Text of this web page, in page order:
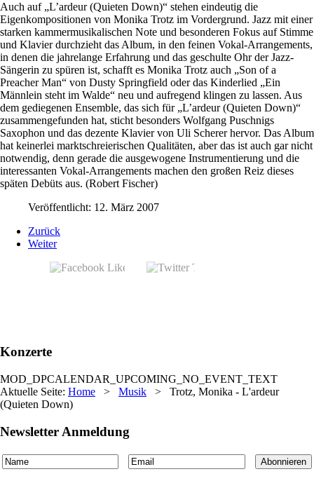
Auch auf „L’ardeur (Quieten Down)“ stehen eindeutig die
Eigenkompositionen von Monika Trotz im Vordergrund. Jazz mit einer
starken kammermusikalischen Note und besonderen Fokus auf Stimme
und Klavier durchzieht das Album, in den feinen Vokal-Arrangements,
in denen die jahrelange Erfahrung und das geschulte Ohr der Jazz-
Sängerin zu spüren ist, schafft es Monika Trotz auch „Son of a
Preacher Man“ von Dusty Springfield oder das Kinderlied „Ein
Männlein steht im Walde“ neu und aufregend klingen zu lassen. Aus
dem gediegenen Ensemble, das sich für „L’ardeur (Quieten Down)“
zusammengefunden hat, sticht besonders Wolfgang Puschnigs
Saxophon und das dezente Klavier von Uli Scherer hervor. Das Album
hat keinerlei marktschreierischen Qualitäten, aber das ist auch gar nicht
notwendig, denn gerade die ausgewogene Instrumentierung und die
interessanten Vokal-Arrangements machen den großen Reiz dieses
späten Debüts aus. (Robert Fischer)
Veröffentlicht: 12. März 2007
Zurück
Weiter
Konzerte
MOD_DPCALENDAR_UPCOMING_NO_EVENT_TEXT
Aktuelle Seite: Home > Musik > Trotz, Monika - L'ardeur
(Quieten Down)
Newsletter Anmeldung